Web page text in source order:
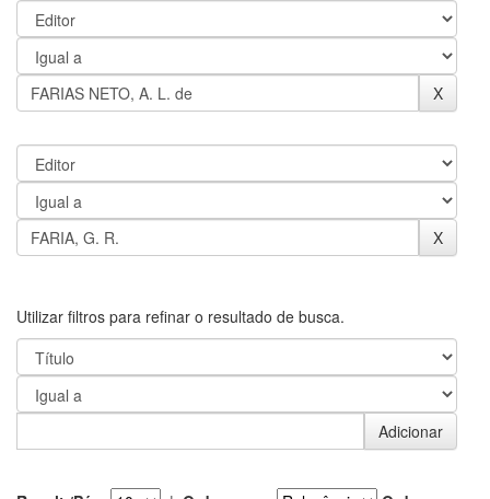
Utilizar filtros para refinar o resultado de busca.